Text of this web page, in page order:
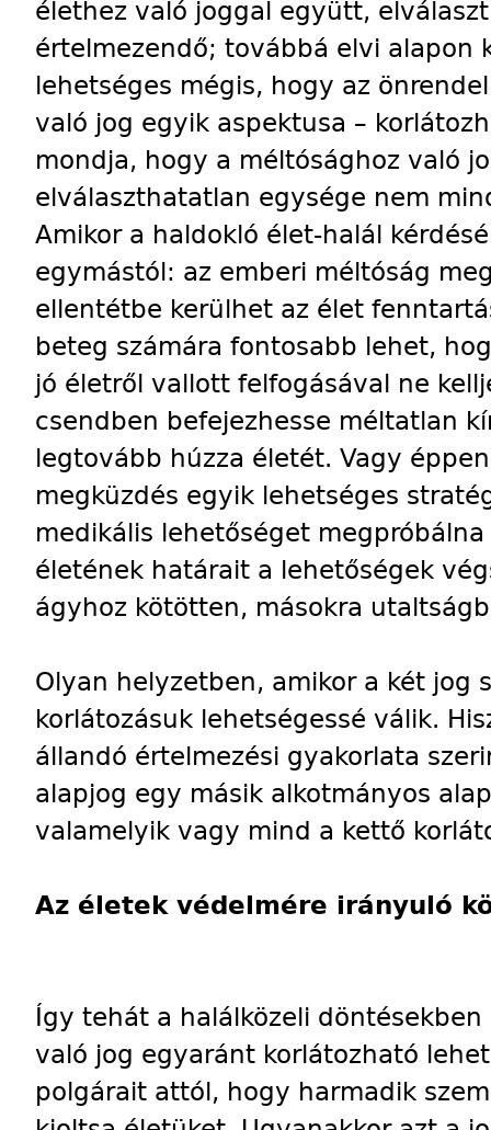
élethez való joggal együtt,
értelmezendő; továbbá elvi alapon
lehetséges mégis, hogy az
való jog egyik aspektusa –
mondja, hogy a méltósághoz való
elválaszthatatlan egysége nem
Amikor a haldokló élet-halál
egymástól: az emberi méltóság
ellentétbe kerülhet az élet
beteg számára fontosabb lehet,
jó életről vallott felfogásával ne
csendben befejezhesse méltatlan
legtovább húzza életét. Vagy
megküzdés egyik lehetséges
medikális lehetőséget
életének határait a lehetőségek
ágyhoz kötötten, másokra
Olyan helyzetben, amikor a két jog
korlátozásuk lehetségessé válik.
állandó értelmezési gyakorlata
alapjog egy másik alkotmányos
valamelyik vagy mind a kettő
Az életek védelmére irányuló
Így tehát a halálközeli
való jog egyaránt korlátozható
polgárait attól, hogy harmadik